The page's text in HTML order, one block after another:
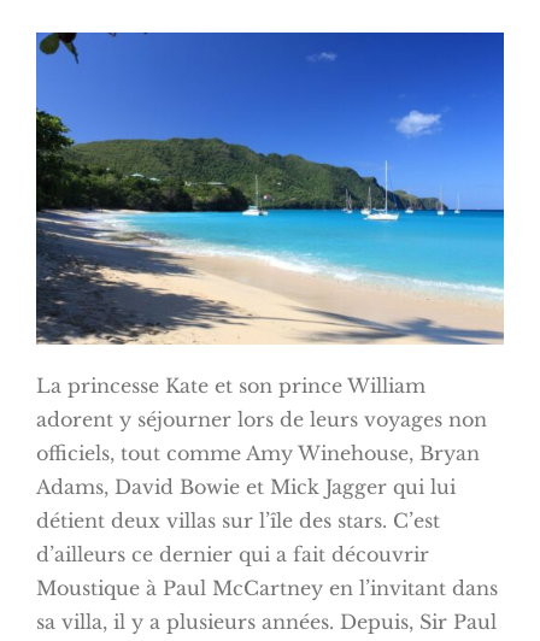
La princesse Kate et son prince William
adorent y séjourner lors de leurs voyages non
officiels, tout comme Amy Winehouse, Bryan
Adams, David Bowie et Mick Jagger qui lui
détient deux villas sur l’île des stars. C’est
d’ailleurs ce dernier qui a fait découvrir
Moustique à Paul McCartney en l’invitant dans
sa villa, il y a plusieurs années. Depuis, Sir Paul